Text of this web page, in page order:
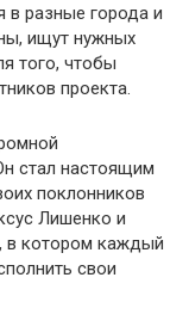
в разные города и
ищут нужных
того, чтобы
проекта.
стал настоящим
поклонников
Лишенко и
в котором каждый
свои